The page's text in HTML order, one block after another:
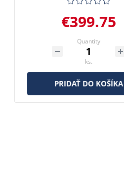
€399.75
Quantity
ks.
PRIDAŤ DO KOŠÍKA